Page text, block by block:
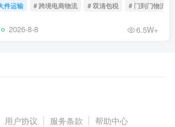
件运输 # 跨境电商物流 # 双清包税 # 门到门物流
2026-8-8 6.5W+
用户协议 服务条款 帮助中心